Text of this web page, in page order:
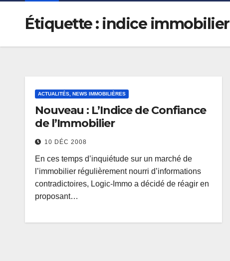
Étiquette : indice immobilier
ACTUALITÉS, NEWS IMMOBILIÈRES
Nouveau : L’Indice de Confiance
de l’Immobilier
10 DÉC 2008
En ces temps d’inquiétude sur un marché de
l’immobilier régulièrement nourri d’informations
contradictoires, Logic-Immo a décidé de réagir en
proposant…